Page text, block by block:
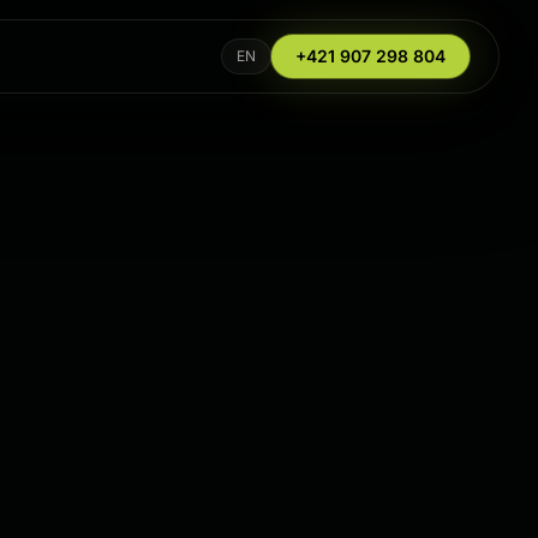
EN +421 907 298 804